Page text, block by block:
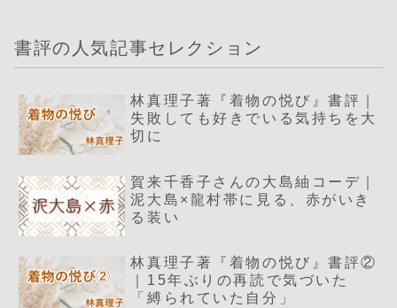
書評の人気記事セレクション
林真理子著『着物の悦び』書評｜
失敗しても好きでいる気持ちを大
切に
賀来千香子さんの大島紬コーデ｜
泥大島×龍村帯に見る、赤がいき
る装い
林真理子著『着物の悦び』書評②
｜15年ぶりの再読で気づいた
「縛られていた自分」